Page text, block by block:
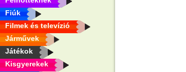
Fiúk
Filmek és televízió
Járművek
Játékok
Kisgyerekek